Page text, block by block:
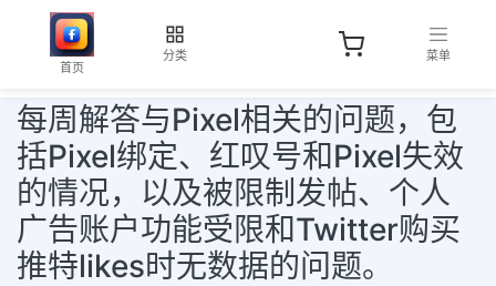
首页
分类 菜单
每周解答与Pixel相关的问题，包
括Pixel绑定、红叹号和Pixel失效
的情况，以及被限制发帖、个人
广告账户功能受限和Twitter购买
推特likes时无数据的问题。